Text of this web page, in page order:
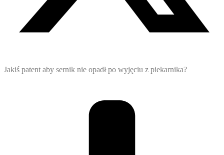
Jakiś patent aby sernik nie opadł po wyjęciu z piekarnika?